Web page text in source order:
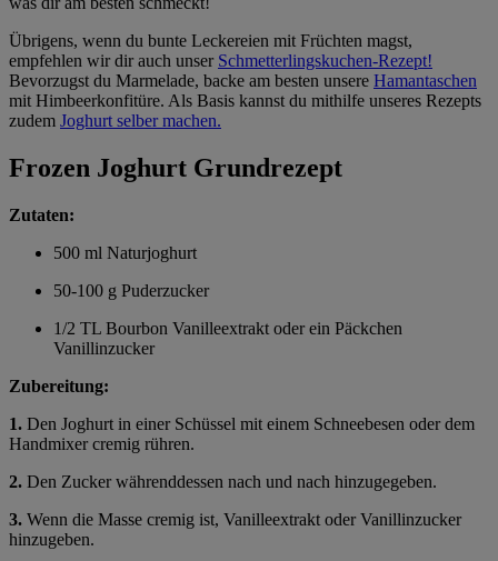
Übrigens, wenn du bunte Leckereien mit Früchten magst,
empfehlen wir dir auch unser Schmetterlingskuchen-Rezept!
Bevorzugst du Marmelade, backe am besten unsere Hamantaschen
mit Himbeerkonfitüre. Als Basis kannst du mithilfe unseres Rezepts
zudem Joghurt selber machen.
Frozen Joghurt Grundrezept
Zutaten:
500 ml Naturjoghurt
50-100 g Puderzucker
1/2 TL Bourbon Vanilleextrakt oder ein Päckchen
Vanillinzucker
Zubereitung:
1. Den Joghurt in einer Schüssel mit einem Schneebesen oder dem
Handmixer cremig rühren.
2. Den Zucker währenddessen nach und nach hinzugegeben.
3. Wenn die Masse cremig ist, Vanilleextrakt oder Vanillinzucker
hinzugeben.